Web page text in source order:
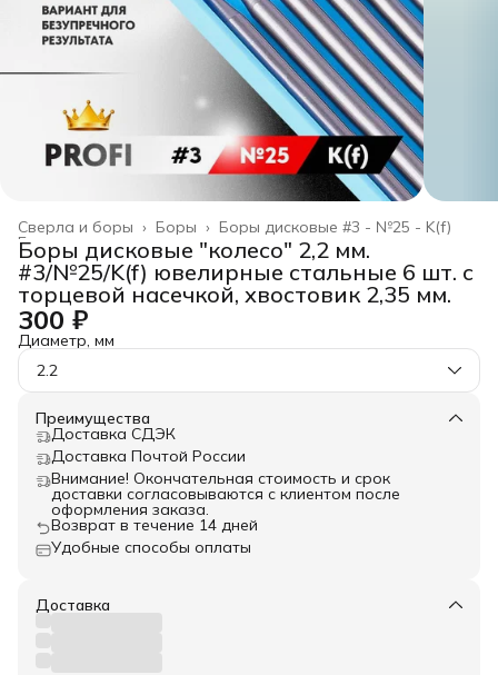
Боры дисковые #3 - №25 - K(f)
Боры ›
Сверла и боры ›
Главная ›
Боры дисковые "колесо" 2,2 мм.
#3/№25/K(f) ювелирные стальные 6 шт. с
торцевой насечкой, хвостовик 2,35 мм.
300 ₽
Диаметр, мм
2.2
Преимущества
Доставка СДЭК
Доставка Почтой России
Внимание! Окончательная стоимость и срок
доставки согласовываются с клиентом после
оформления заказа.
Возврат в течение 14 дней
Удобные способы оплаты
Доставка